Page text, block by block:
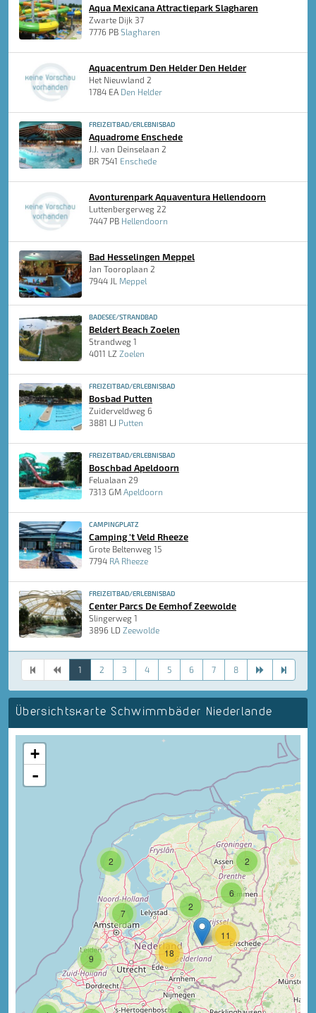
Aqua Mexicana Attractiepark Slagharen
Zwarte Dijk 37
7776 PB Slagharen
Aquacentrum Den Helder Den Helder
Het Nieuwland 2
1784 EA Den Helder
FREIZEITBAD/ERLEBNISBAD
Aquadrome Enschede
J.J. van Deinselaan 2
BR 7541 Enschede
Avonturenpark Aquaventura Hellendoorn
Luttenbergerweg 22
7447 PB Hellendoorn
Bad Hesselingen Meppel
Jan Tooroplaan 2
7944 JL Meppel
BADESEE/STRANDBAD
Beldert Beach Zoelen
Strandweg 1
4011 LZ Zoelen
FREIZEITBAD/ERLEBNISBAD
Bosbad Putten
Zuiderveldweg 6
3881 LJ Putten
FREIZEITBAD/ERLEBNISBAD
Boschbad Apeldoorn
Felualaan 29
7313 GM Apeldoorn
CAMPINGPLATZ
Camping 't Veld Rheeze
Grote Beltenweg 15
7794 RA Rheeze
FREIZEITBAD/ERLEBNISBAD
Center Parcs De Eemhof Zeewolde
Slingerweg 1
3896 LD Zeewolde
1 2 3 4 5 6 7 8
Übersichtskarte Schwimmbäder Niederlande
2
9
7
18
2
2
6
11
+
-